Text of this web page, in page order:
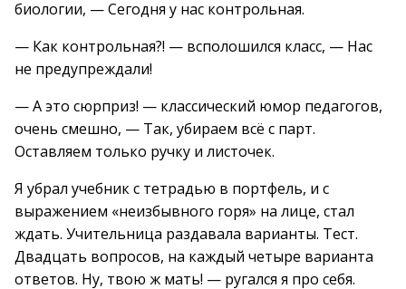
биологии, — Сегодня у нас контрольная.
— Как контрольная?! — всполошился класс, — Нас
не предупреждали!
— А это сюрприз! — классический юмор педагогов,
очень смешно, — Так, убираем всё с парт.
Оставляем только ручку и листочек.
Я убрал учебник с тетрадью в портфель, и с
выражением «неизбывного горя» на лице, стал
ждать. Учительница раздавала варианты. Тест.
Двадцать вопросов, на каждый четыре варианта
ответов. Ну, твою ж мать! — ругался я про себя.